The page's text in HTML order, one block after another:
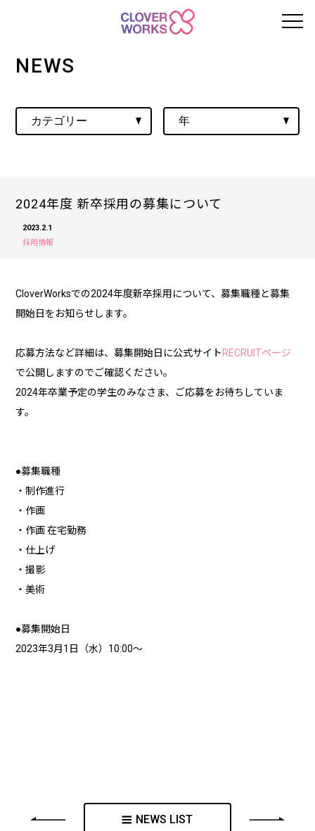
NEWS
2024年度 新卒採用の募集について
2023.2.1
採用情報
CloverWorksでの2024年度新卒採用について、募集職種と募集
開始日をお知らせします。
応募方法など詳細は、募集開始日に公式サイト RECRUITページ
で公開しますのでご確認ください。
2024年卒業予定の学生のみなさま、ご応募をお待ちしていま
す。
●募集職種
・制作進行
・作画
・作画 在宅勤務
・仕上げ
・撮影
・美術
●募集開始日
2023年3月1日（水）10:00～
NEWS LIST